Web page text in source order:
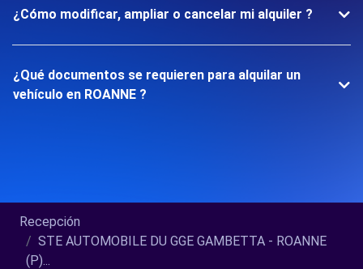
¿Cómo modificar, ampliar o cancelar mi alquiler ?
¿Qué documentos se requieren para alquilar un
vehículo en ROANNE ?
Recepción
STE AUTOMOBILE DU GGE GAMBETTA - ROANNE
(P)...